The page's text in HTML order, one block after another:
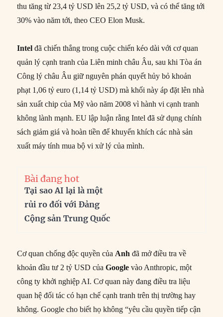
thu tăng từ 23,4 tỷ USD lên 25,2 tỷ USD, và có thể tăng tới
30% vào năm tới, theo CEO Elon Musk.
Intel đã chiến thắng trong cuộc chiến kéo dài với cơ quan
quản lý cạnh tranh của Liên minh châu Âu, sau khi Tòa án
Công lý châu Âu giữ nguyên phán quyết hủy bỏ khoản
phạt 1,06 tỷ euro (1,14 tỷ USD) mà khối này áp đặt lên nhà
sản xuất chip của Mỹ vào năm 2008 vì hành vi cạnh tranh
không lành mạnh. EU lập luận rằng Intel đã sử dụng chính
sách giảm giá và hoàn tiền để khuyến khích các nhà sản
xuất máy tính mua bộ vi xử lý của mình.
Bài đang hot
Tại sao AI lại là một
rủi ro đối với Đảng
Cộng sản Trung Quốc
Cơ quan chống độc quyền của Anh đã mở điều tra về
khoản đầu tư 2 tỷ USD củaGoogle vào Anthropic, một
công ty khởi nghiệp AI. Cơ quan này đang điều tra liệu
quan hệ đối tác có hạn chế cạnh tranh trên thị trường hay
không. Google cho biết họ không “yêu cầu quyền tiếp cận